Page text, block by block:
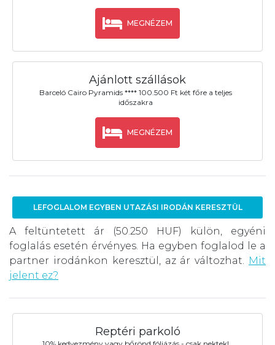
MEGNÉZEM
Ajánlott szállások
Barceló Cairo Pyramids **** 100.500 Ft két főre a teljes
időszakra
MEGNÉZEM
LEFOGLALOM EGYBEN UTAZÁSI IRODÁN KERESZTÜL
A feltüntetett ár (50.250 HUF) külön, egyéni
foglalás esetén érvényes. Ha egyben foglalod le a
partner irodánkon keresztül, az ár változhat.
Mit
jelent ez?
Reptéri parkoló